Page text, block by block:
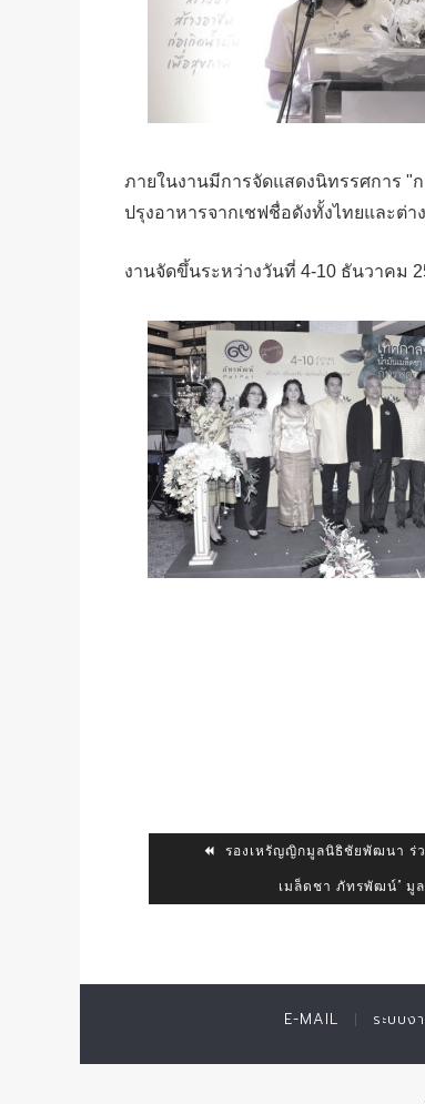
ภายในงานมีการจัดแสดงนิทรรศการ
ปรุงอาหารจากเชฟชื่อดังทั้งไทยและต่า
งานจัดขึ้นระหว่างวันที่ 4-10 ธันวาคม
รองเหรัญญิกมูลนิธิชัยพัฒนา ร่
เมล็ดชา ภัทรพัฒน์” มู
E-MAIL ระบบง